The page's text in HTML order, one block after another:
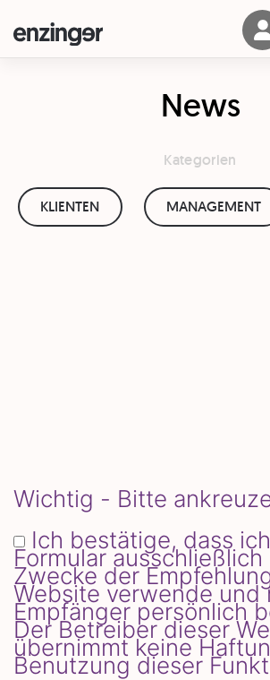
News
Kategorien
KLIENTEN MANAGEMENT
Wichtig - Bitte
Ich bestätige, dass
Formular ausschließlich
Zwecke der
Website verwende und
Empfänger persönlich
Der Betreiber dieser
übernimmt keine
Benutzung dieser